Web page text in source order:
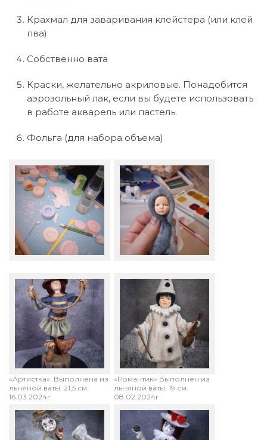
Крахмал для заваривания клейстера (или клей
пва)
Собственно вата
Краски, желательно акриловые. Понадобится
аэрозольный лак, если вы будете использовать
в работе акварель или пастель.
Фольга (для набора объема)
«Артистка». Выполнена из
льняной ваты. 21,5 см
16.03.2024г
«Романтик» Выполнен из
льняной ваты. 19 см.
08.02.2024г